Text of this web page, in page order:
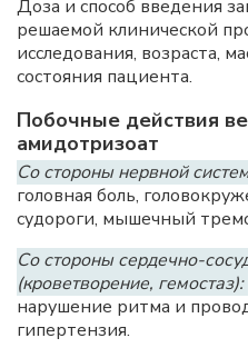
Доза и способ введения
решаемой клинической
исследования, возраста,
состояния пациента.
Побочные действия
амидотризоат
Со стороны нервной
головная боль,
судороги, мышечный
Со стороны сердечно-
(кроветворение, гемостаз):
нарушение ритма и
гипертензия.